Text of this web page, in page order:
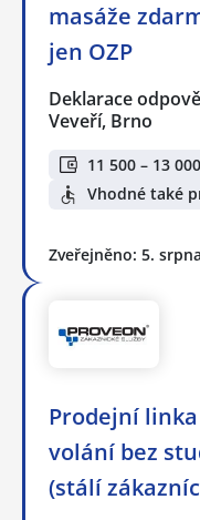
masáže
jen OZP
Deklarace
Veveří, Brno
11 500 – 13
Vhodné také
Zveřejněno: 5. srpna
Prodejní
volání bez
(stálí